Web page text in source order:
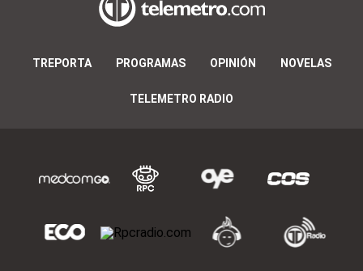
TREPORTA PROGRAMAS OPINIÓN NOVELAS
TELEMETRO RADIO